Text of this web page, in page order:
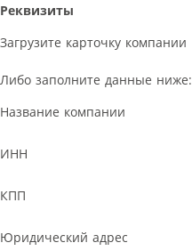
Реквизиты
Загрузите карточку компании
Либо заполните данные ниже:
Название компании
ИНН
КПП
Юридический адрес